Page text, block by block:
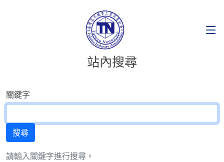
站內搜尋
關鍵字
請輸入關鍵字進行搜尋。